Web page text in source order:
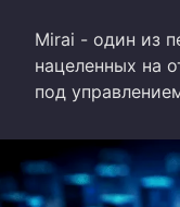
Mirai - один из
нацеленных на
под